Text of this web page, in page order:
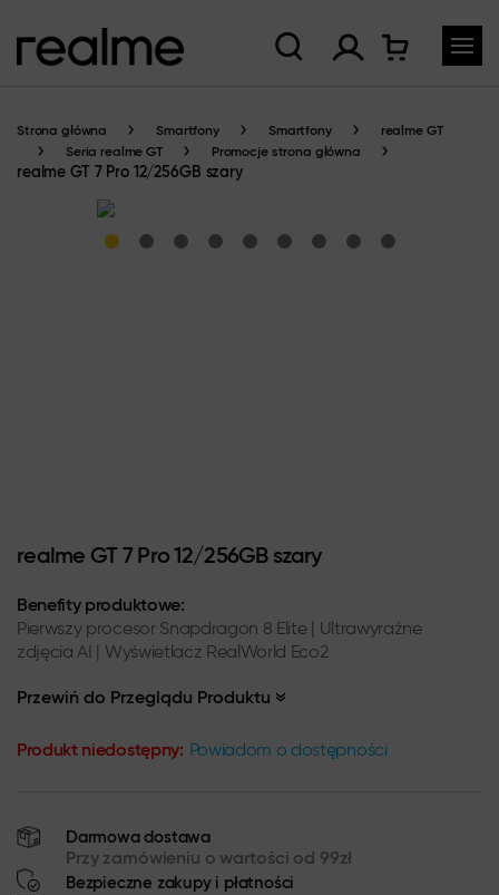
Strona główna Smartfony Smartfony
realme GT
Seria realme GT
Promocje strona główna
realme GT 7 Pro 12/256GB szary
realme GT 7 Pro 12/256GB szary
Benefity produktowe:
Pierwszy procesor Snapdragon 8 Elite | Ultrawyraźne
zdjęcia AI | Wyświetlacz RealWorld Eco2
Przewiń do Przeglądu Produktu
Produkt niedostępny: Powiadom o dostępności
Darmowa dostawa
Przy zamówieniu o wartości od 99zł
Bezpieczne zakupy i płatności